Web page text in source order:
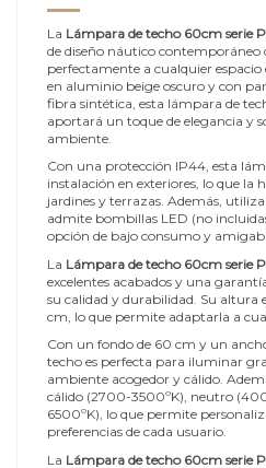
La Lámpara de techo 60cm serie
de diseño náutico contemporáneo
perfectamente a cualquier
en aluminio beige oscuro y con
fibra sintética, esta lámpara de
aportará un toque de elegancia y
ambiente.
Con una protección IP44, esta
instalación en exteriores, lo que la
jardines y terrazas. Además,
admite bombillas LED (no
opción de bajo consumo y
La Lámpara de techo 60cm serie
excelentes acabados y una
su calidad y durabilidad. Su altura
cm, lo que permite adaptarla a
Con un fondo de 60 cm y un
techo es perfecta para iluminar
ambiente acogedor y cálido.
cálido (2700-3500ºK), neutro
6500ºK), lo que permite
preferencias de cada usuario.
La Lámpara de techo 60cm serie